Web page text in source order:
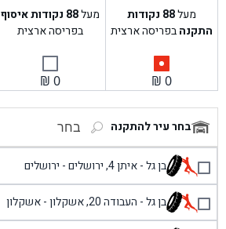
מעל88 נקודות
התקנהבפריסה ארצית
₪ 0
מעל88 נקודות איסוף
בפריסה ארצית
₪ 0
בחר עיר להתקנה בחר
בן גל - איתן 4, ירושלים - ירושלים
בן גל - העבודה 20, אשקלון - אשקלון